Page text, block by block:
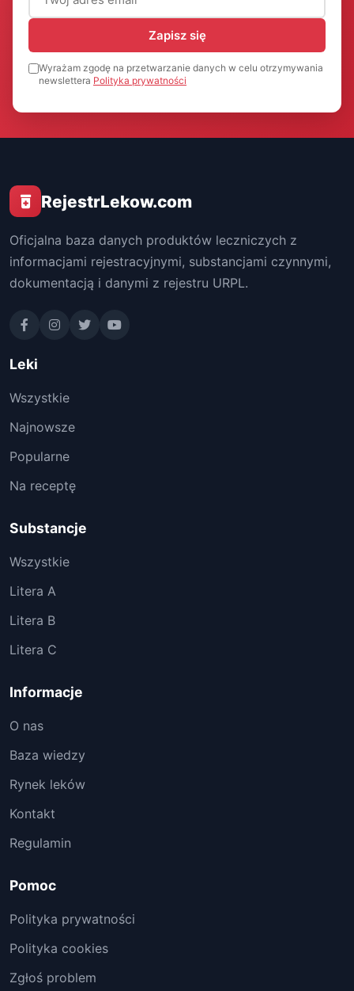
Zapisz się
Wyrażam zgodę na przetwarzanie danych w celu otrzymywania
newslettera Polityka prywatności
RejestrLekow.com
Oficjalna baza danych produktów leczniczych z
informacjami rejestracyjnymi, substancjami czynnymi,
dokumentacją i danymi z rejestru URPL.
Leki
Wszystkie
Najnowsze
Popularne
Na receptę
Substancje
Wszystkie
Litera A
Litera B
Litera C
Informacje
O nas
Baza wiedzy
Rynek leków
Kontakt
Regulamin
Pomoc
Polityka prywatności
Polityka cookies
Zgłoś problem